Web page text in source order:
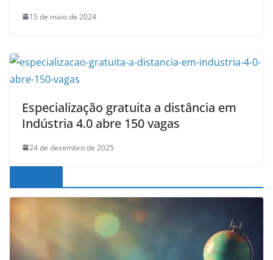
15 de maio de 2024
Especialização gratuita a distância em
Indústria 4.0 abre 150 vagas
24 de dezembro de 2025